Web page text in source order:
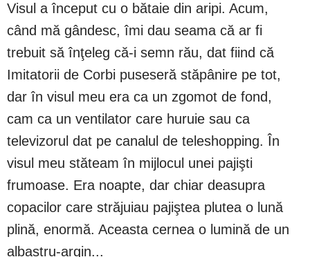
Visul a început cu o bătaie din aripi. Acum,
când mă gândesc, îmi dau seama că ar fi
trebuit să înţeleg că-i semn rău, dat fiind că
Imitatorii de Corbi puseseră stăpânire pe tot,
dar în visul meu era ca un zgomot de fond,
cam ca un ventilator care huruie sau ca
televizorul dat pe canalul de teleshopping. În
visul meu stăteam în mijlocul unei pajişti
frumoase. Era noapte, dar chiar deasupra
copacilor care străjuiau pajiştea plutea o lună
plină, enormă. Aceasta cernea o lumină de un
albastru-argin...